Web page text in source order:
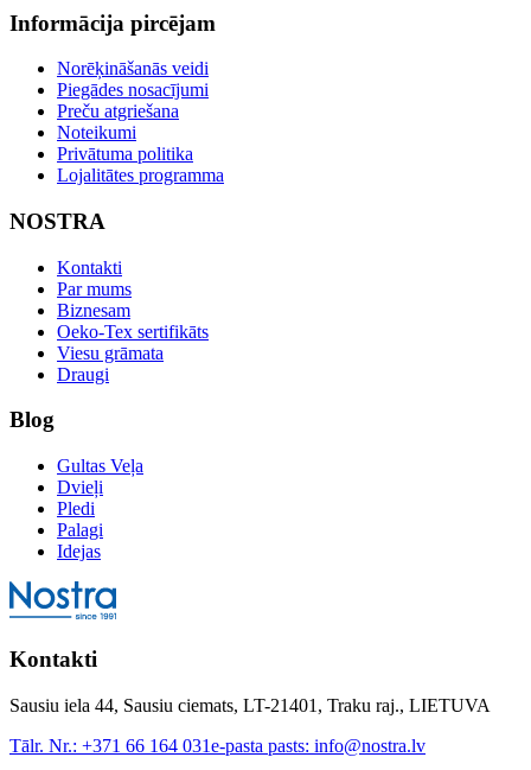
Informācija pircējam
Norēķināšanās veidi
Piegādes nosacījumi
Preču atgriešana
Noteikumi
Privātuma politika
Lojalitātes programma
NOSTRA
Kontakti
Par mums
Biznesam
Oeko-Tex sertifikāts
Viesu grāmata
Draugi
Blog
Gultas Veļa
Dvieļi
Pledi
Palagi
Idejas
Kontakti
Sausiu iela 44, Sausiu ciemats, LT-21401, Traku raj., LIETUVA
Tālr. Nr.: +371 66 164 031e-pasta pasts: info@nostra.lv